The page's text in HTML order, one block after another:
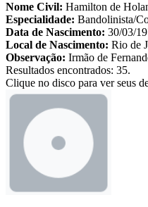
Nome Civil: Hamilton de
Especialidade: Bandolinista/
Data de Nascimento: 30/03/
Local de Nascimento: Rio de
Observação: Irmão de
Resultados encontrados: 35.
Clique no disco para ver seus